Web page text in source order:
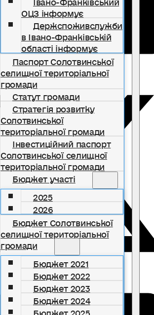
ОЦЗ інформує
Держспоживслужби
в Івано-Франківській
області інформує
Паспорт Солотвинської
селищної територіальної
громади
Статут громади
Стратегія розвитку
Солотвинської
територіальної громади
Інвестиційний паспорт
Солотвинської селищної
територіальної громади
Бюджет участі
2025
2026
Бюджет Солотвинської
селищної територіальної
громади
Бюджет 2021
Бюджет 2022
Бюджет 2023
Бюджет 2024
Бюджет 2025